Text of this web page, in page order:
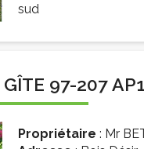
sud
97-207
Propriétaire : Mr